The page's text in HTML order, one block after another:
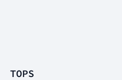
TOPS